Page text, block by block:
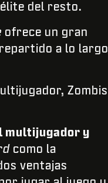
del resto.
ofrece un gran
a lo largo
Zombis
multijugador y
como la
ventajas